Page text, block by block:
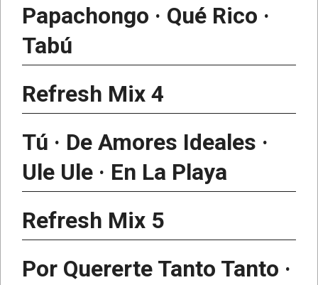
Papachongo · Qué Rico ·
Tabú
Refresh Mix 4
Tú · De Amores Ideales ·
Ule Ule · En La Playa
Refresh Mix 5
Por Quererte Tanto Tanto ·